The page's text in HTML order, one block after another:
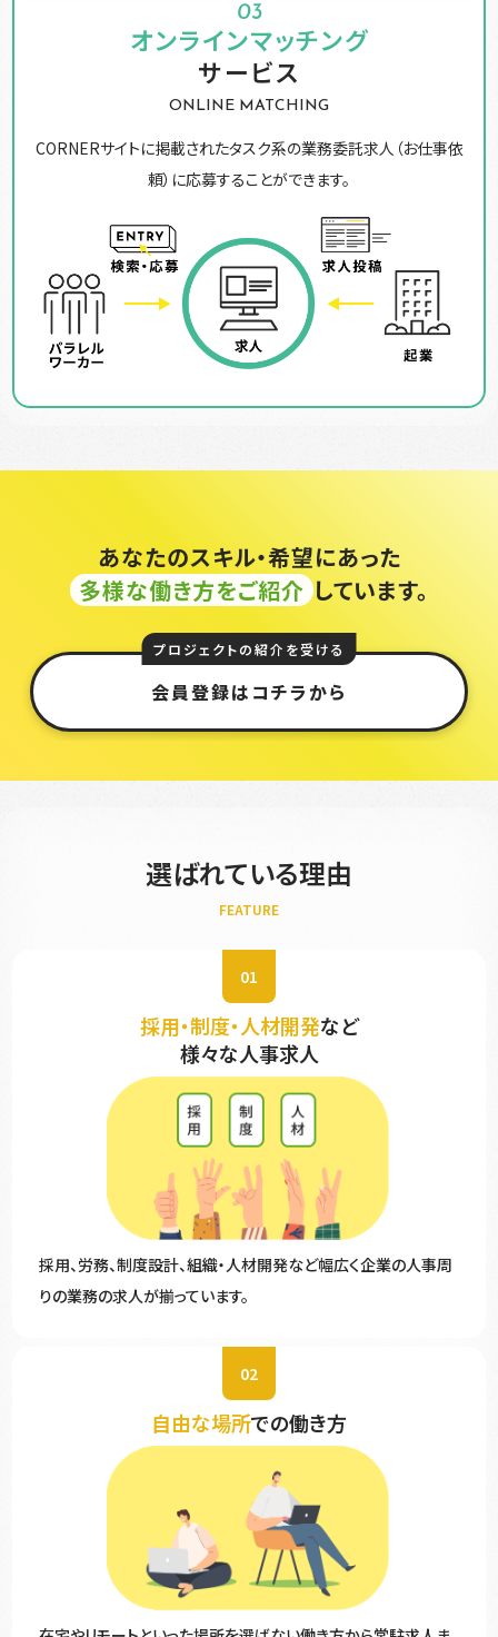
03
オンラインマッチング
サービス
ONLINE MATCHING
CORNERサイトに掲載されたタスク系の業務委託求人（お仕事依
頼）に応募することができます。
あなたのスキル・希望にあった
多様な働き方をご紹介 しています。
プロジェクトの紹介を受ける
会員登録はコチラから
選ばれている理由
FEATURE
01
採用・制度・人材開発など
様々な人事求人
採用、労務、制度設計、組織・人材開発など幅広く企業の人事周
りの業務の求人が揃っています。
02
自由な場所での働き方